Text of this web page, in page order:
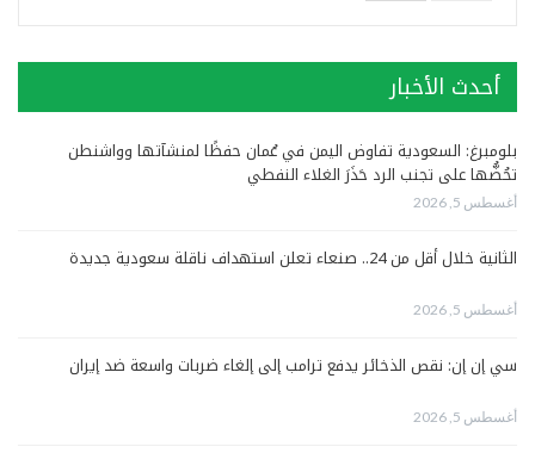
أحدث الأخبار
بلومبرغ: السعودية تفاوض اليمن في عُمان حفظًا لمنشآتها وواشنطن
تحُضُّها على تجنب الرد حَذَرَ الغلاء النفطي
أغسطس 5, 2026
الثانية خلال أقل من 24.. صنعاء تعلن استهداف ناقلة سعودية جديدة
أغسطس 5, 2026
سي إن إن: نقص الذخائر يدفع ترامب إلى إلغاء ضربات واسعة ضد إيران
أغسطس 5, 2026